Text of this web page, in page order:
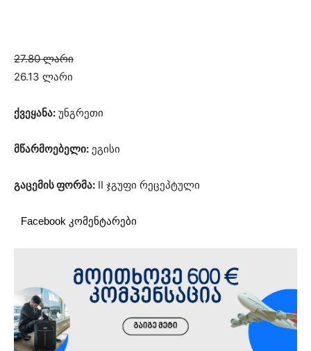
27.80 ლარი
26.13 ლარი
ქვეყანა: უნგრეთი
მწარმოებელი: ეგისი
გაცემის ფორმა: II ჯგუფი რეცეპტული
Facebook კომენტარები